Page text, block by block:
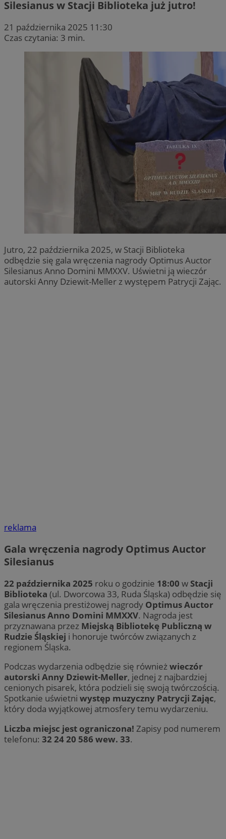
Silesianus w Stacji Biblioteka już jutro!
21 października 2025 11:30
Czas czytania: 3 min.
Jutro, 22 października 2025, w Stacji Biblioteka
odbędzie się gala wręczenia nagrody Optimus Auctor
Silesianus Anno Domini MMXXV. Uświetni ją wieczór
autorski Anny Dziewit-Meller z występem Patrycji Zając.
reklama
Gala wręczenia nagrody Optimus Auctor
Silesianus
22 października 2025 roku o godzinie 18:00 w Stacji
Biblioteka (ul. Dworcowa 33, Ruda Śląska) odbędzie się
gala wręczenia prestiżowej nagrody Optimus Auctor
Silesianus Anno Domini MMXXV. Nagroda jest
przyznawana przez Miejską Bibliotekę Publiczną w
Rudzie Śląskiej i honoruje twórców związanych z
regionem Śląska.
Podczas wydarzenia odbędzie się równieżwieczór
autorski Anny Dziewit-Meller, jednej z najbardziej
cenionych pisarek, która podzieli się swoją twórczością.
Spotkanie uświetni występ muzyczny Patrycji Zając,
który doda wyjątkowej atmosfery temu wydarzeniu.
Liczba miejsc jest ograniczona! Zapisy pod numerem
telefonu: 32 24 20 586 wew. 33.